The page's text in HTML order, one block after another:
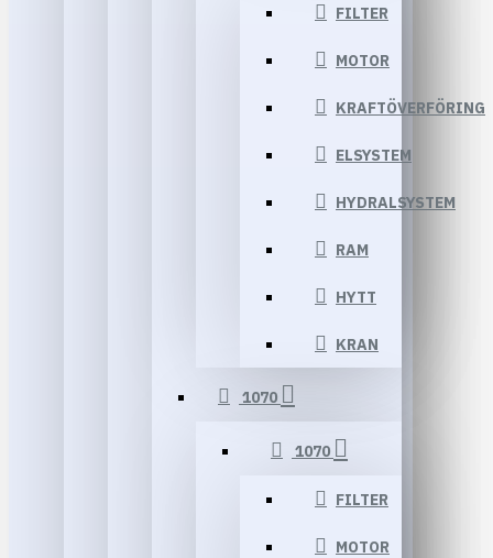
FILTER
MOTOR
KRAFTÖVERFÖRING
ELSYSTEM
HYDRALSYSTEM
RAM
HYTT
KRAN
1070
1070
FILTER
MOTOR